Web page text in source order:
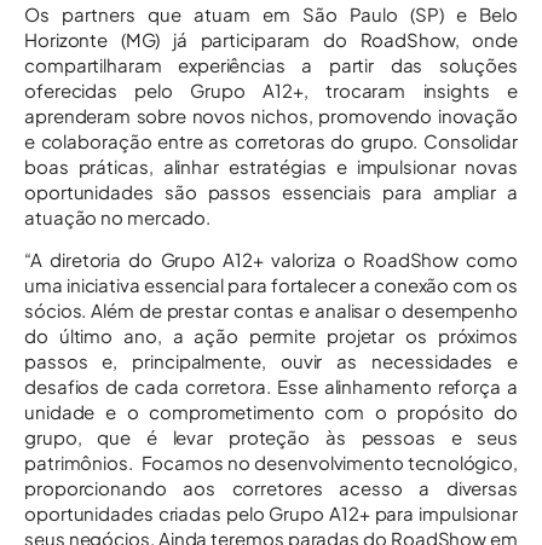
Os partners que atuam em São Paulo (SP) e Belo
Horizonte (MG) já participaram do RoadShow, onde
compartilharam experiências a partir das soluções
oferecidas pelo Grupo A12+, trocaram insights e
aprenderam sobre novos nichos, promovendo inovação
e colaboração entre as corretoras do grupo. Consolidar
boas práticas, alinhar estratégias e impulsionar novas
oportunidades são passos essenciais para ampliar a
atuação no mercado.
“A diretoria do Grupo A12+ valoriza o RoadShow como
uma iniciativa essencial para fortalecer a conexão com os
sócios. Além de prestar contas e analisar o desempenho
do último ano, a ação permite projetar os próximos
passos e, principalmente, ouvir as necessidades e
desafios de cada corretora. Esse alinhamento reforça a
unidade e o comprometimento com o propósito do
grupo, que é levar proteção às pessoas e seus
patrimônios. Focamos no desenvolvimento tecnológico,
proporcionando aos corretores acesso a diversas
oportunidades criadas pelo Grupo A12+ para impulsionar
seus negócios. Ainda teremos paradas do RoadShow em